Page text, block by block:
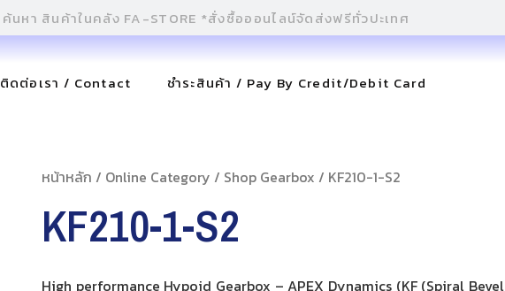
ติดต่อเรา / Contact ชำระสินค้า / Pay By Credit/Debit Card
หน้าหลัก / Online Category / Shop Gearbox / KF210-1-S2
KF210-1-S2
High performance Hypoid Gearbox – APEX Dynamics (KF (Spiral Bevel